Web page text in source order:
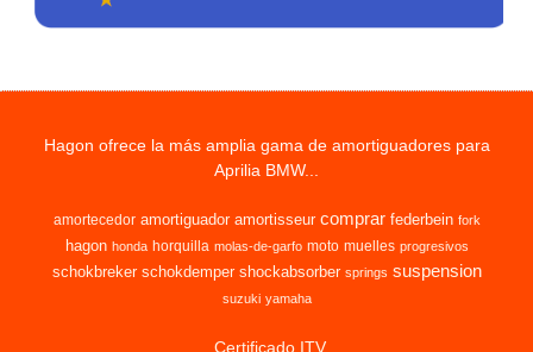
Hagon ofrece la más amplia gama de amortiguadores para
Aprilia BMW...
amortecedor amortiguador amortisseur comprar federbein fork
hagon honda horquilla molas-de-garfo moto muelles progresivos
schokbreker schokdemper shockabsorber springs suspension
suzuki yamaha
Certificado ITV